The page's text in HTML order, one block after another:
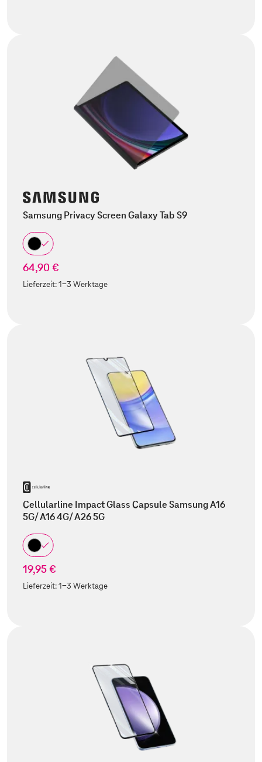
Samsung Privacy Screen Galaxy Tab S9
64,90 €
Lieferzeit:1-3 Werktage
Cellularline Impact Glass Capsule Samsung A16
5G/ A16 4G/ A26 5G
19,95 €
Lieferzeit:1-3 Werktage